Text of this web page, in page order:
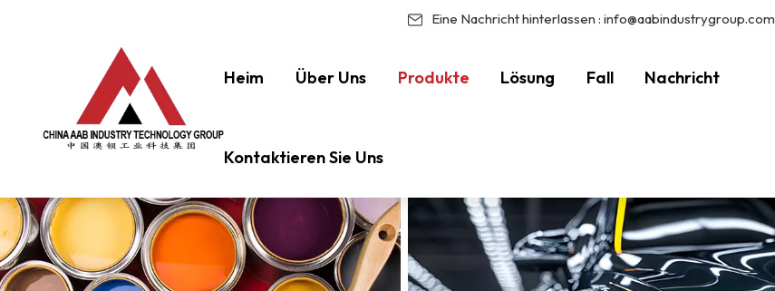
Eine Nachricht hinterlassen : info@aabindustrygroup.com
Heim Über Uns Produkte Lösung Fall Nachricht
Kontaktieren Sie Uns